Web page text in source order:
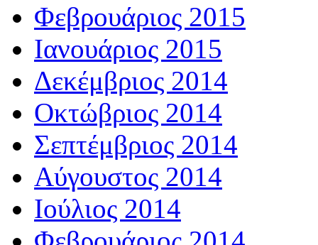
Φεβρουάριος 2015
Ιανουάριος 2015
Δεκέμβριος 2014
Οκτώβριος 2014
Σεπτέμβριος 2014
Αύγουστος 2014
Ιούλιος 2014